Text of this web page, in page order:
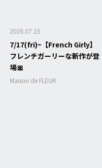
2026.07.15
7/17(fri)~【French Girly】
フレンチガーリーな新作が登
場🎀
Maison de FLEUR